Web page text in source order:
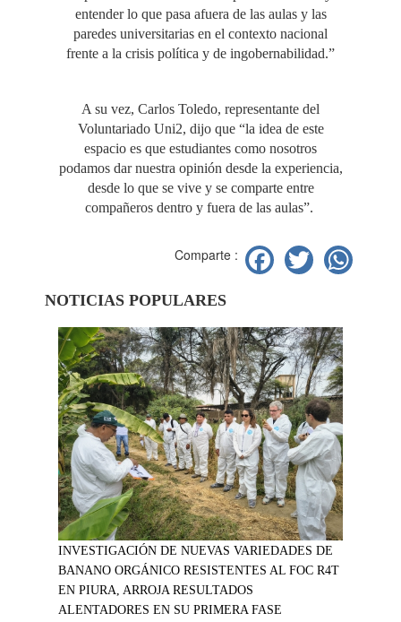
entender lo que pasa afuera de las aulas y las
paredes universitarias en el contexto nacional
frente a la crisis política y de ingobernabilidad.”
A su vez, Carlos Toledo, representante del
Voluntariado Uni2, dijo que “la idea de este
espacio es que estudiantes como nosotros
podamos dar nuestra opinión desde la experiencia,
desde lo que se vive y se comparte entre
compañeros dentro y fuera de las aulas”.
Comparte : Facebook
Twitter
NOTICIAS POPULARES
INVESTIGACIÓN DE NUEVAS VARIEDADES DE
BANANO ORGÁNICO RESISTENTES AL FOC R4T
EN PIURA, ARROJA RESULTADOS
ALENTADORES EN SU PRIMERA FASE